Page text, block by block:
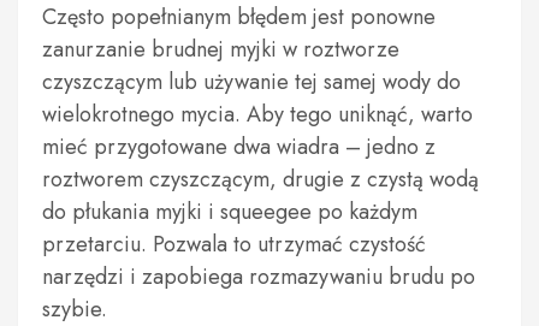
Często popełnianym błędem jest ponowne
zanurzanie brudnej myjki w roztworze
czyszczącym lub używanie tej samej wody do
wielokrotnego mycia. Aby tego uniknąć, warto
mieć przygotowane dwa wiadra – jedno z
roztworem czyszczącym, drugie z czystą wodą
do płukania myjki i squeegee po każdym
przetarciu. Pozwala to utrzymać czystość
narzędzi i zapobiega rozmazywaniu brudu po
szybie.